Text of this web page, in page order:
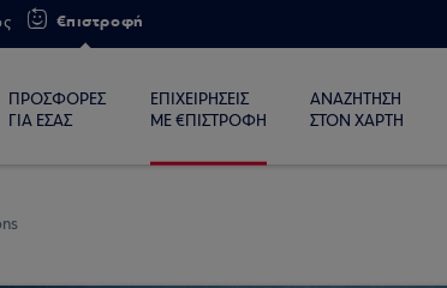
€πιστροφή
ΠΡΟΣΦΟΡΕΣ
ΓΙΑ ΕΣΑΣ
ΕΠΙΧΕΙΡΗΣΕΙΣ
ΜΕ €ΠΙΣΤΡΟΦΗ
ΑΝΑΖΗΤΗΣΗ
ΣΤΟΝ ΧΑΡΤΗ